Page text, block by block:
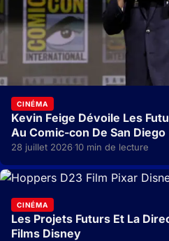
CINÉMA
Kevin Feige Dévoile Les
Au Comic-con De San Diego
28 juillet 2026·10 min de lecture
CINÉMA
Les Projets Futurs Et La
Films Disney